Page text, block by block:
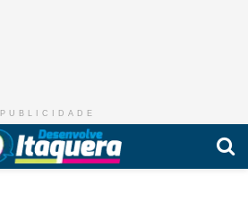
PUBLICIDADE